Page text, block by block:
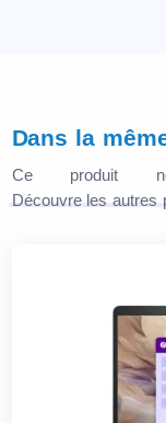
Dans la
Ce produit
Découvre les autres